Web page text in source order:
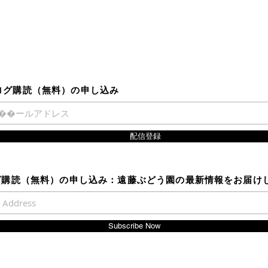
グ購読（無料​）の申し込み
配信登録
Subscribe Now
読（無料​）の申し込み：遠藤ぶどう園の最新情報をお届け